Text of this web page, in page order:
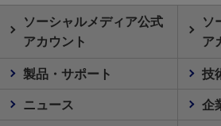
ソーシャルメディア公式
アカウント
ソ
ア
製品・サポート
技
ニュース
企